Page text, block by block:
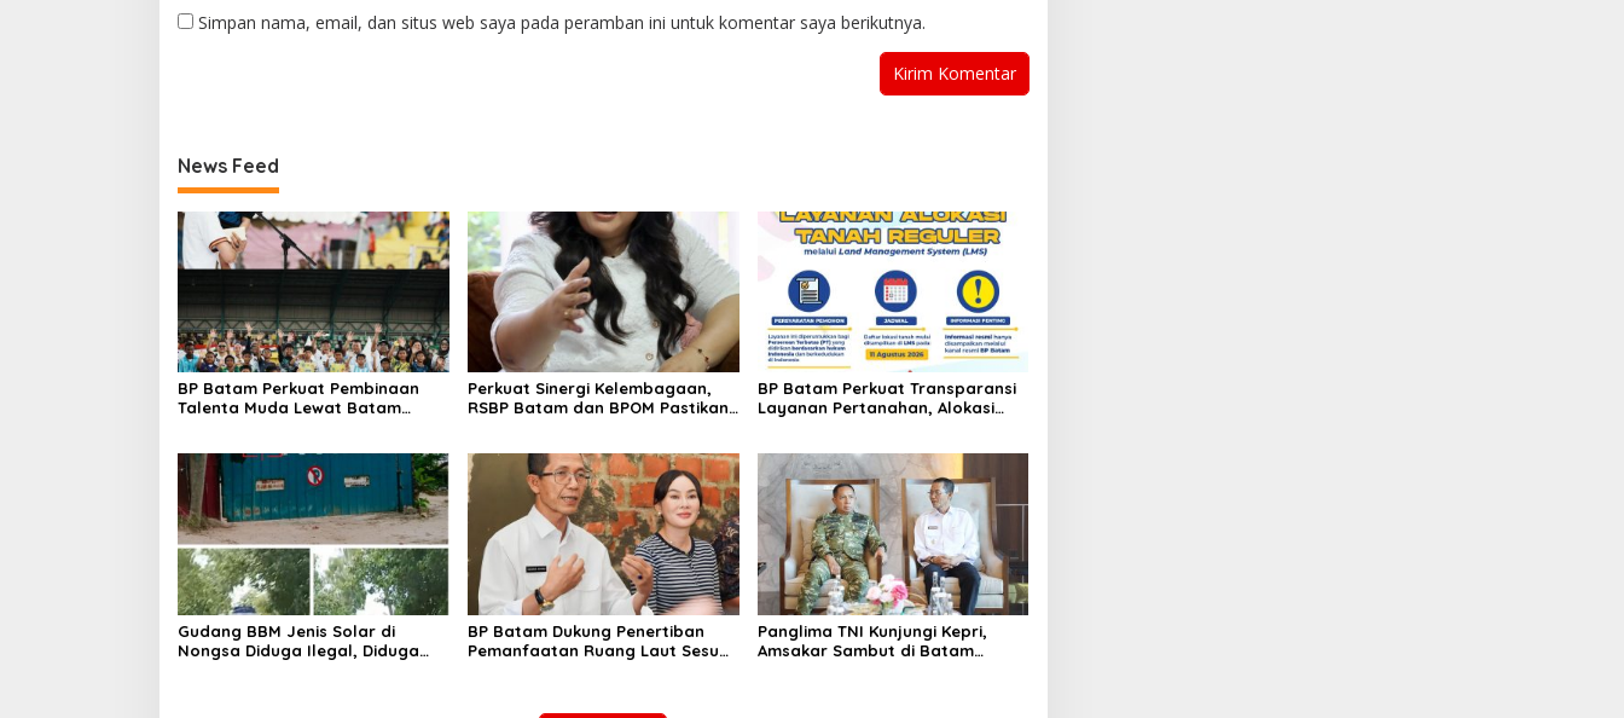
Simpan nama, email, dan situs web saya pada peramban ini untuk komentar saya berikutnya.
News Feed
BP Batam Perkuat Pembinaan
Talenta Muda Lewat Batam
Perkuat Sinergi Kelembagaan,
RSBP Batam dan BPOM Pastikan
BP Batam Perkuat Transparansi
Layanan Pertanahan, Alokasi
Gudang BBM Jenis Solar di
Nongsa Diduga Ilegal, Diduga
BP Batam Dukung Penertiban
Pemanfaatan Ruang Laut Sesuai
Panglima TNI Kunjungi Kepri,
Amsakar Sambut di Batam